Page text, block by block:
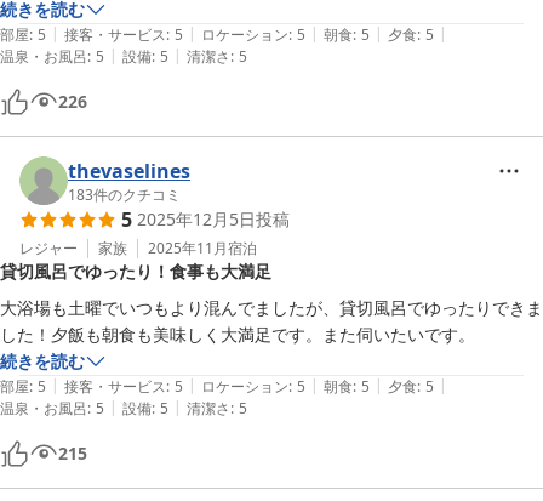
続きを読む
部屋: 5 | 接客・サービス: 5 | ロケーション: 5 | 朝食: 5 | 夕食: 5 |
温泉・お風呂: 5 | 設備: 5 | 清潔さ: 5
226
thevaselines
183件のクチコミ
5 2025年12月5日投稿
レジャー 家族 2025年11月宿泊
貸切風呂でゆったり！食事も大満足
大浴場も土曜でいつもより混んでましたが、貸切風呂でゆったりできま
した！夕飯も朝食も美味しく大満足です。また伺いたいです。
続きを読む
部屋: 5 | 接客・サービス: 5 | ロケーション: 5 | 朝食: 5 | 夕食: 5 |
温泉・お風呂: 5 | 設備: 5 | 清潔さ: 5
215